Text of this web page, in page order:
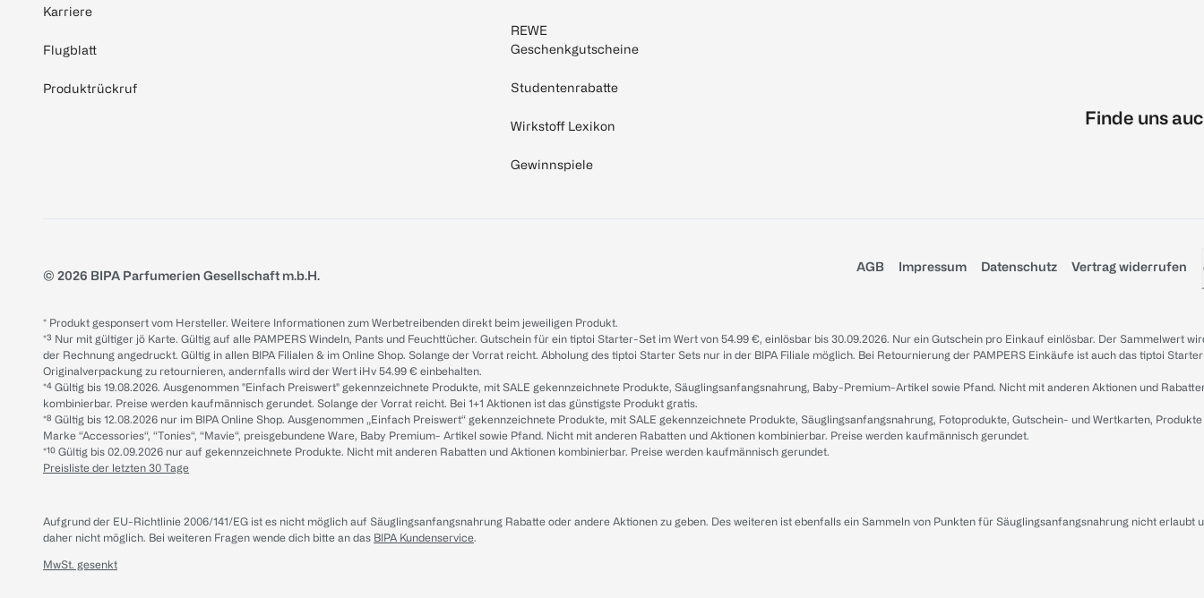
Karriere
Flugblatt
Produktrückruf
REWE
Geschenkgutscheine
Studentenrabatte
Wirkstoff Lexikon
Gewinnspiele
Finde uns
© 2026 BIPA Parfumerien Gesellschaft m.b.H.
AGB Impressum Datenschutz Vertrag widerrufen
* Produkt gesponsert vom Hersteller. Weitere Informationen zum Werbetreibenden direkt beim jeweiligen Produkt.
*³ Nur mit gültiger jö Karte. Gültig auf alle PAMPERS Windeln, Pants und Feuchttücher. Gutschein für ein tiptoi Starter-Set im Wert von 54.99 €, einlösbar bis 30.09.2026. Nur ein Gutschein pro Einkauf einlösbar. Der Sammelwert
der Rechnung angedruckt. Gültig in allen BIPA Filialen & im Online Shop. Solange der Vorrat reicht. Abholung des tiptoi Starter Sets nur in der BIPA Filiale möglich. Bei Retournierung der PAMPERS Einkäufe ist auch das tiptoi
Originalverpackung zu retournieren, andernfalls wird der Wert iHv 54.99 € einbehalten.
*⁴ Gültig bis 19.08.2026. Ausgenommen "Einfach Preiswert" gekennzeichnete Produkte, mit SALE gekennzeichnete Produkte, Säuglingsanfangsnahrung, Baby-Premium-Artikel sowie Pfand. Nicht mit anderen Aktionen und
kombinierbar. Preise werden kaufmännisch gerundet. Solange der Vorrat reicht. Bei 1+1 Aktionen ist das günstigste Produkt gratis.
*⁸ Gültig bis 12.08.2026 nur im BIPA Online Shop. Ausgenommen „Einfach Preiswert“ gekennzeichnete Produkte, mit SALE gekennzeichnete Produkte, Säuglingsanfangsnahrung, Fotoprodukte, Gutschein- und Wertkarten,
Marke “Accessories“, “Tonies“, “Mavie“, preisgebundene Ware, Baby Premium- Artikel sowie Pfand. Nicht mit anderen Rabatten und Aktionen kombinierbar. Preise werden kaufmännisch gerundet.
*¹⁰ Gültig bis 02.09.2026 nur auf gekennzeichnete Produkte. Nicht mit anderen Rabatten und Aktionen kombinierbar. Preise werden kaufmännisch gerundet.
Preisliste der letzten 30 Tage
Aufgrund der EU-Richtlinie 2006/141/EG ist es nicht möglich auf Säuglingsanfangsnahrung Rabatte oder andere Aktionen zu geben. Des weiteren ist ebenfalls ein Sammeln von Punkten für Säuglingsanfangsnahrung nicht erlaubt
daher nicht möglich. Bei weiteren Fragen wende dich bitte an das BIPA Kundenservice.
MwSt. gesenkt